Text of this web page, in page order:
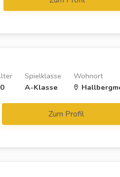
Wohnort
Spielklasse
A-Klasse
Zum Profil